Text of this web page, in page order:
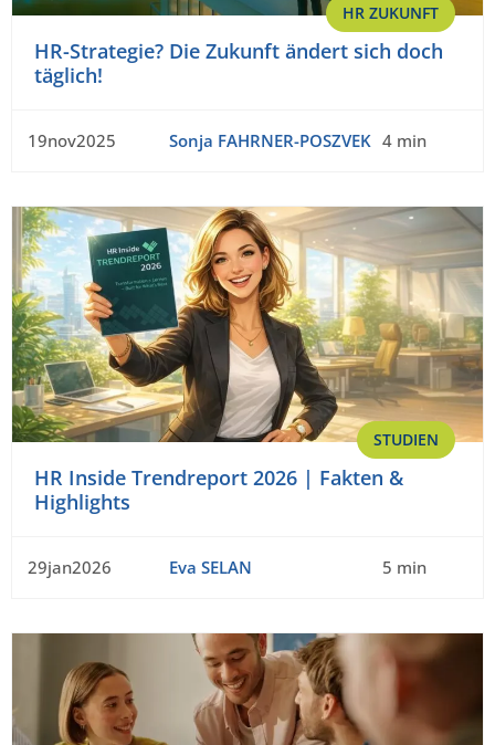
HR ZUKUNFT
HR-Strategie? Die Zukunft ändert sich doch
täglich!
19nov2025 Sonja FAHRNER-POSZVEK 4 min
STUDIEN
HR Inside Trendreport 2026 | Fakten &
Highlights
29jan2026 Eva SELAN 5 min